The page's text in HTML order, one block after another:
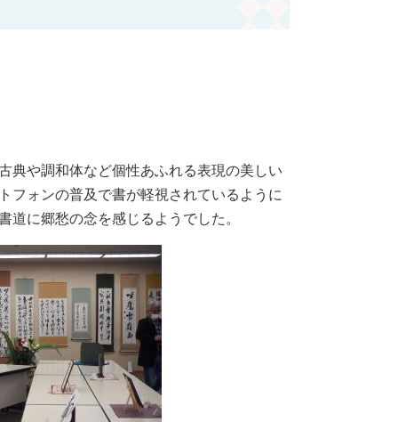
典や調和体など個性あふれる表現の美しい
フォンの普及で書が軽視されているように
に郷愁の念を感じるようでした。